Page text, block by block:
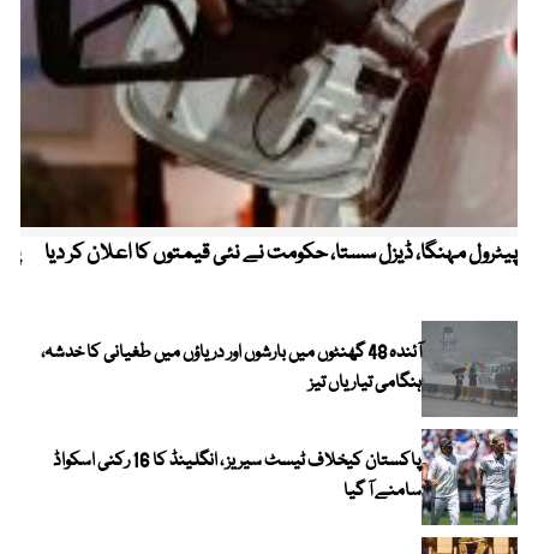
پیٹرول مہنگا، ڈیزل سستا، حکومت نے نئی قیمتوں کا اعلان کر دیا
آئندہ 48 گھنٹوں میں بارشوں اور دریاؤں میں طغیانی کا خدشہ،
ہنگامی تیاریاں تیز
پاکستان کیخلاف ٹیسٹ سیریز ، انگلینڈ کا 16 رکنی اسکواڈ
سامنے آ گیا